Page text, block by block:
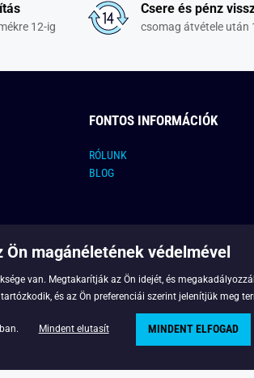
12-ig
Csere és pénz
csomag átvétele után
FONTOS INFORMÁCIÓK
RÓLUNK
BLOG
Copyright © 2022 - Legyferfi.hu
Ön magánéletének védelmével
van. Megtakarítják az Ön idejét, és
és az Ön preferenciái szerint jelenítjük meg
Mindent elutasít MINDENT ELFOGAD